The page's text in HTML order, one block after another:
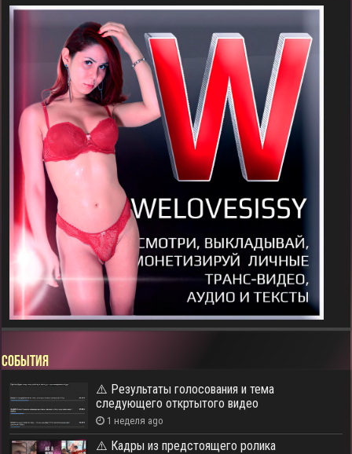
СОБЫТИЯ
⚠️ Результаты голосования и тема
следующего откртытого видео
1 неделя ago
⚠️ Кадры из предстоящего ролика